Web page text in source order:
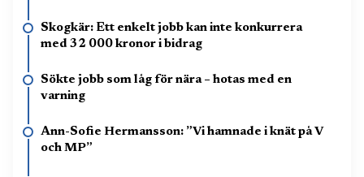
Skogkär: Ett enkelt jobb kan inte konkurrera
med 32 000 kronor i bidrag
Sökte jobb som låg för nära – hotas med en
varning
Ann-Sofie Hermansson: ”Vi hamnade i knät på V
och MP”